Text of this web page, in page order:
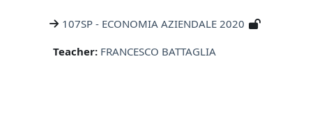
107SP - ECONOMIA AZIENDALE 2020
Teacher: FRANCESCO BATTAGLIA